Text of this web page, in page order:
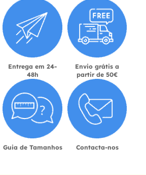
Entrega em 24-
48h
Envio grátis a
partir de 50€
Guia de Tamanhos Contacta-nos